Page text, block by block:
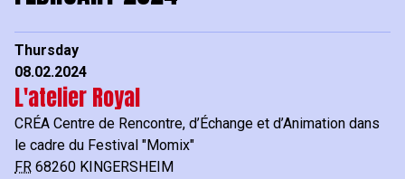
Thursday
08.02.2024
L'atelier Royal
CRÉA Centre de Rencontre, d’Échange et d’Animation dans
le cadre du Festival "Momix"
FR 68260 KINGERSHEIM